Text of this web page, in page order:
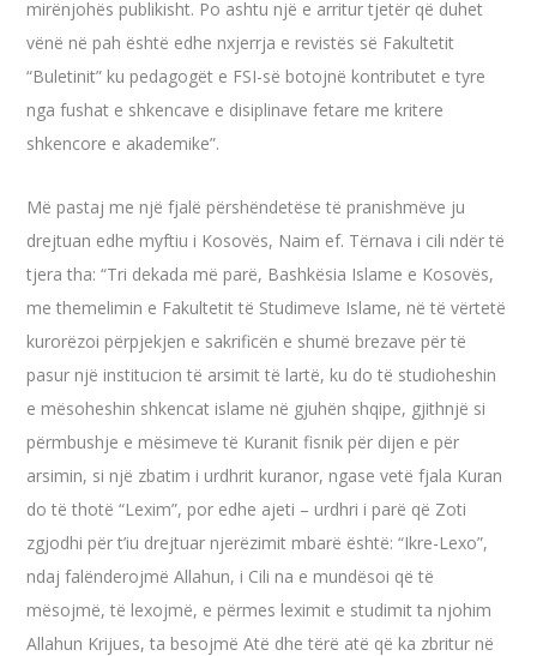
mirënjohës publikisht. Po ashtu një e arritur tjetër që duhet
vënë në pah është edhe nxjerrja e revistës së Fakultetit
“Buletinit” ku pedagogët e FSI-së botojnë kontributet e tyre
nga fushat e shkencave e disiplinave fetare me kritere
shkencore e akademike”.
Më pastaj me një fjalë përshëndetëse të pranishmëve ju
drejtuan edhe myftiu i Kosovës, Naim ef. Tërnava i cili ndër të
tjera tha: “Tri dekada më parë, Bashkësia Islame e Kosovës,
me themelimin e Fakultetit të Studimeve Islame, në të vërtetë
kurorëzoi përpjekjen e sakrificën e shumë brezave për të
pasur një institucion të arsimit të lartë, ku do të studioheshin
e mësoheshin shkencat islame në gjuhën shqipe, gjithnjë si
përmbushje e mësimeve të Kuranit fisnik për dijen e për
arsimin, si një zbatim i urdhrit kuranor, ngase vetë fjala Kuran
do të thotë “Lexim”, por edhe ajeti – urdhri i parë që Zoti
zgjodhi për t’iu drejtuar njerëzimit mbarë është: “Ikre-Lexo”,
ndaj falënderojmë Allahun, i Cili na e mundësoi që të
mësojmë, të lexojmë, e përmes leximit e studimit ta njohim
Allahun Krijues, ta besojmë Atë dhe tërë atë që ka zbritur në